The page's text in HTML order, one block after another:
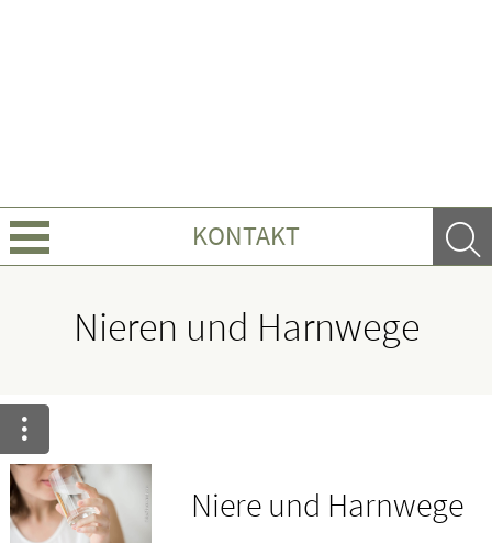
KONTAKT
Ratgeber
Krankheiten & Therapie
HOMÖOPATHIE
Nieren und Harnwege
Niere und Harnwege